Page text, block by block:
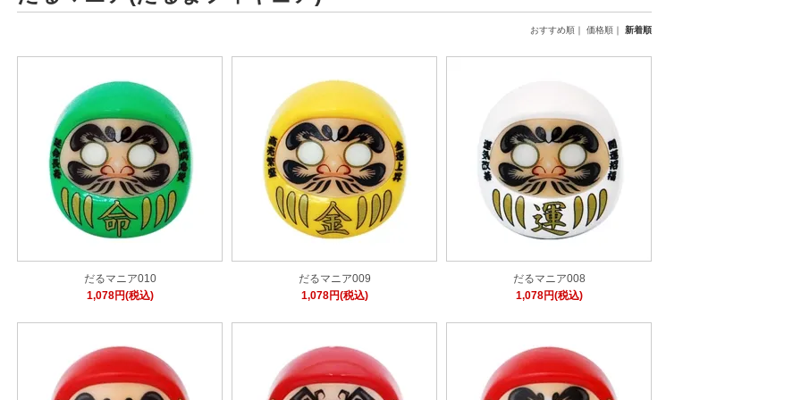
おすすめ順 ｜ 価格順 ｜ 新着順
だるマニア010
1,078円(税込)
だるマニア009
1,078円(税込)
だるマニア008
1,078円(税込)